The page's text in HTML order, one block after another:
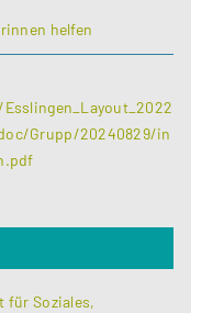
helfen
Grupp/20240829/in
für Soziales,